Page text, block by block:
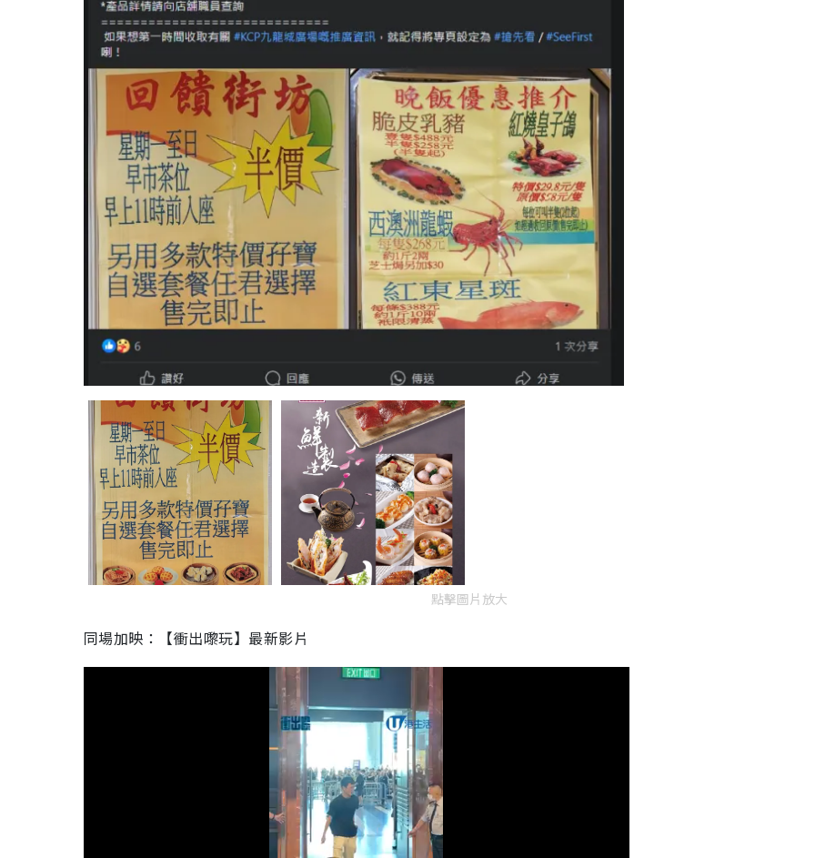
點擊圖片放大
同場加映：【衝出嚟玩】最新影片